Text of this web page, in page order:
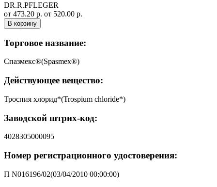
DR.R.PFLEGER
от 473.20 р. от 520.00 р.
В корзину
Торговое название:
Спазмекс®(Spasmex®)
Действующее вещество:
Троспия хлорид*(Trospium chloride*)
Заводской штрих-код:
4028305000095
Номер регистрационного удостоверения:
П N016196/02(03/04/2010 00:00:00)